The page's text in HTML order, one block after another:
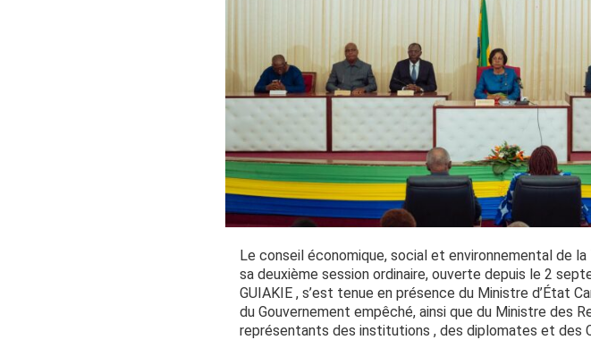
Le conseil économique, social et environnemental de
sa deuxième session ordinaire, ouverte depuis le 2
GUIAKIE , s’est tenue en présence du Ministre d’État
du Gouvernement empêché, ainsi que du Ministre des
représentants des institutions , des diplomates et des